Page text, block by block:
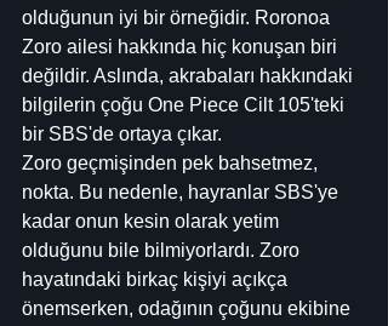
olduğunun iyi bir örneğidir. Roronoa
Zoro ailesi hakkında hiç konuşan biri
değildir. Aslında, akrabaları hakkındaki
bilgilerin çoğu One Piece Cilt 105'teki
bir SBS'de ortaya çıkar.
Zoro geçmişinden pek bahsetmez,
nokta. Bu nedenle, hayranlar SBS'ye
kadar onun kesin olarak yetim
olduğunu bile bilmiyorlardı. Zoro
hayatındaki birkaç kişiyi açıkça
önemserken, odağının çoğunu ekibine